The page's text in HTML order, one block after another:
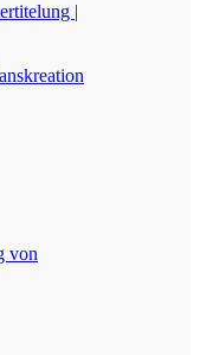
|
von